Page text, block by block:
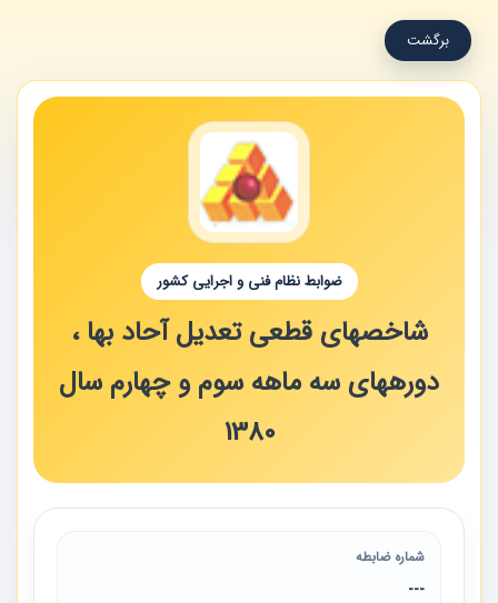
برگشت
ضوابط نظام فنی و اجرایی کشور
شاخصهای قطعی تعدیل آحاد بها ،
دورههای سه ماهه سوم و چهارم سال
1380
شماره ضابطه
---